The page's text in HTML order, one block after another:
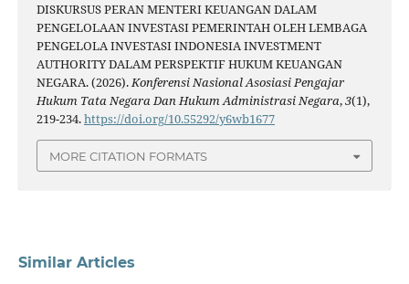
DISKURSUS PERAN MENTERI KEUANGAN DALAM
PENGELOLAAN INVESTASI PEMERINTAH OLEH LEMBAGA
PENGELOLA INVESTASI INDONESIA INVESTMENT
AUTHORITY DALAM PERSPEKTIF HUKUM KEUANGAN
NEGARA. (2026).Konferensi Nasional Asosiasi Pengajar
Hukum Tata Negara Dan Hukum Administrasi Negara,3(1),
219-234.https://doi.org/10.55292/y6wb1677
MORE CITATION FORMATS
Similar Articles